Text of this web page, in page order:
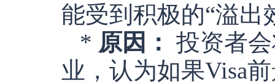
能受到积极的“溢出
* 原因： 投资者
业，认为如果Visa